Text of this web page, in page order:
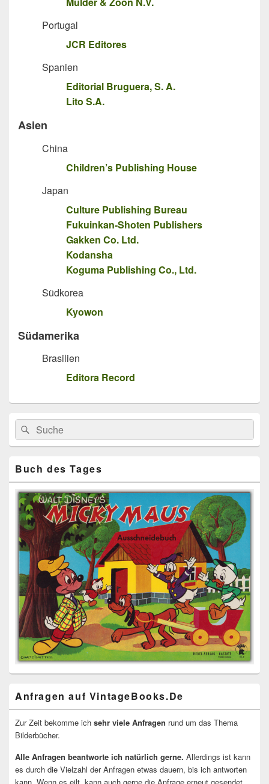
Portugal
JCR Editores
Spanien
Editorial Bruguera, S. A.
Lito S.A.
Asien
China
Children’s Publishing House
Japan
Culture Publishing Bureau
Fukuinkan-Shoten Publishers
Gakken Co. Ltd.
Kodansha
Koguma Publishing Co., Ltd.
Südkorea
Kyowon
Südamerika
Brasilien
Editora Record
Primärer
Seitenleisten
Widget-
Bereich
Search
for:
Suche
Buch des Tages
Anfragen auf VintageBooks.De
Zur Zeit bekomme ich sehr viele Anfragen rund um das Thema
Bilderbücher.
Alle Anfragen beantworte ich natürlich gerne. Allerdings ist kann
es durch die Vielzahl der Anfragen etwas dauern, bis ich antworten